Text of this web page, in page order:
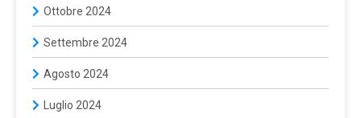
Ottobre 2024
Settembre 2024
Agosto 2024
Luglio 2024